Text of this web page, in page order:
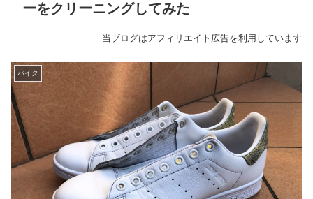
ーをクリーニングしてみた
当ブログはアフィリエイト広告を利用しています
バイク